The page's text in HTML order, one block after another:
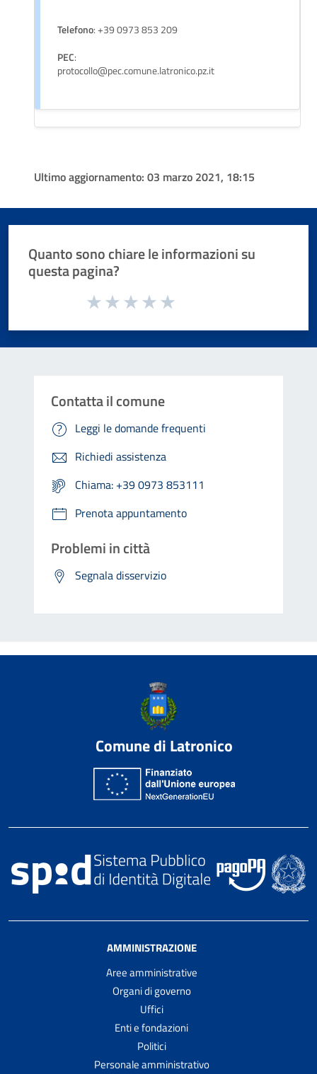
Telefono: +39 0973 853 209
PEC:
protocollo@pec.comune.latronico.pz.it
Ultimo aggiornamento: 03 marzo 2021, 18:15
Quanto sono chiare le informazioni su
questa pagina?
Valuta da 1 a 5 stelle la pagina
Contatta il comune
Leggi le domande frequenti
Richiedi assistenza
Chiama: +39 0973 853111
Prenota appuntamento
Problemi in città
Segnala disservizio
Comune di Latronico
AMMINISTRAZIONE
Aree amministrative
Organi di governo
Uffici
Enti e fondazioni
Politici
Personale amministrativo